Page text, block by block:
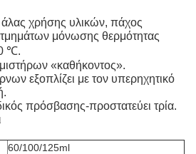
χρήσης υλικών, πάχος
μόνωσης θερμότητας
℃.
«καθήκοντος».
εξοπλίζει με τον υπερηχητικό
πρόσβασης-προστατεύει τρία.
60/100/125ml